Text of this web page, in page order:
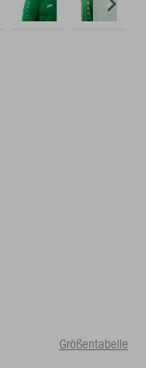
Größentabelle